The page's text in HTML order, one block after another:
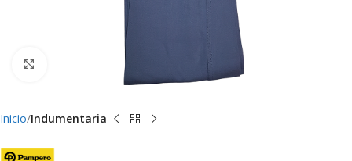
Inicio Indumentaria